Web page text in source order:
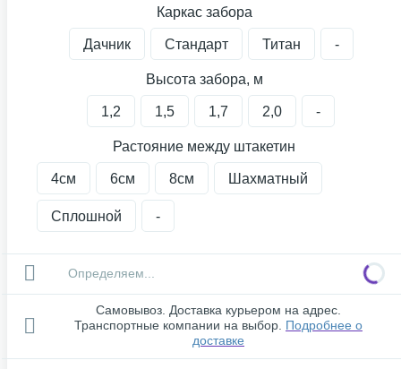
Каркас забора
Дачник Стандарт Титан -
Высота забора, м
1,2 1,5 1,7 2,0 -
Растояние между штакетин
4см 6см 8см Шахматный
Сплошной -
Определяем...
Самовывоз. Доставка курьером на адрес.
Транспортные компании на выбор. Подробнее о
доставке